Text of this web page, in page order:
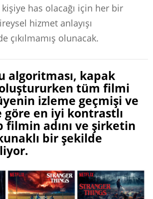
has olacağı için her bir
hizmet anlayışı
çıkılmamış olunacak.
algoritması, kapak
oluştururken tüm filmi
izleme geçmişi ve
en iyi kontrastlı
filmin adını ve şirketin
bir şekilde